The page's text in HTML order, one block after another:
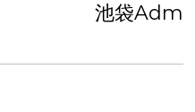
池袋Adm